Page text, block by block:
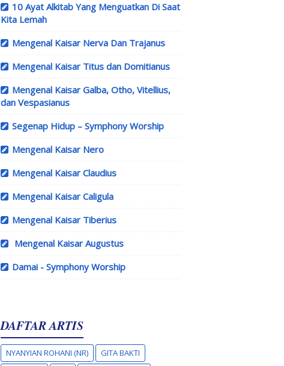
10 Ayat Alkitab Yang Menguatkan Di Saat
Kita Lemah
Mengenal Kaisar Nerva Dan Trajanus
Mengenal Kaisar Titus dan Domitianus
Mengenal Kaisar Galba, Otho, Vitellius,
dan Vespasianus
Segenap Hidup – Symphony Worship
Mengenal Kaisar Nero
Mengenal Kaisar Claudius
Mengenal Kaisar Caligula
Mengenal Kaisar Tiberius
Mengenal Kaisar Augustus
Damai - Symphony Worship
DAFTAR ARTIS
NYANYIAN ROHANI (NR)
GITA BAKTI